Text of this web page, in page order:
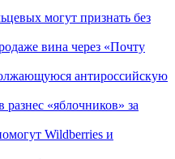
могут признать без
вина через «Почту
антироссийскую
«яблочников» за
Wildberries и